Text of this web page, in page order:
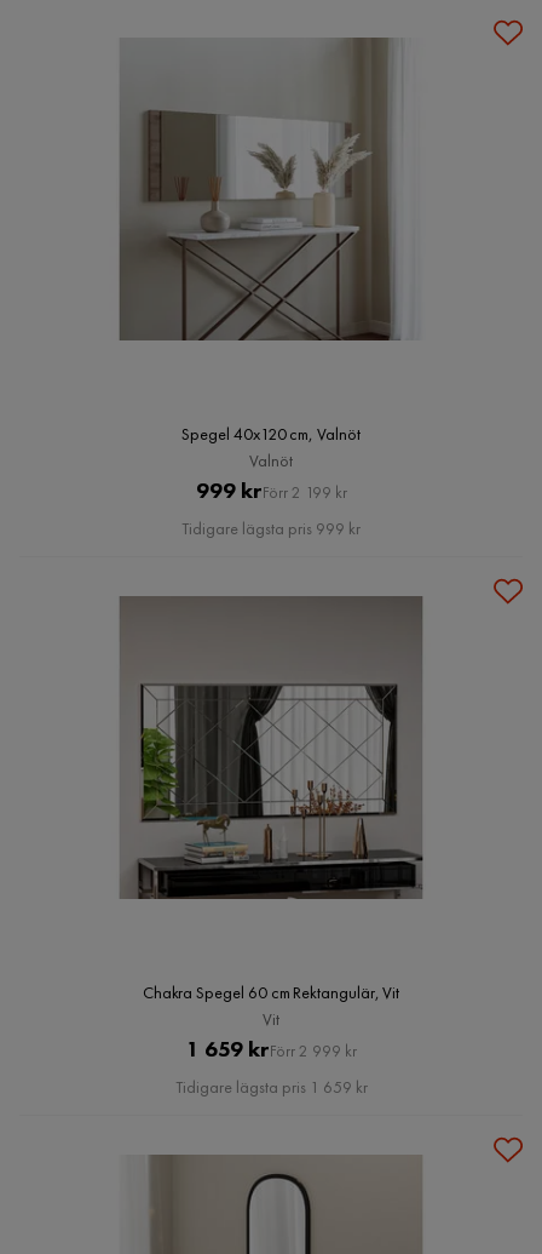
Spegel 40x120 cm, Valnöt
Valnöt
Pris
999 kr Original
Pris
Förr 2 199 kr
Tidigare lägsta pris 999 kr
Chakra Spegel 60 cm Rektangulär, Vit
Vit
Pris
1 659 krOriginal
Pris
Förr 2 999 kr
Tidigare lägsta pris 1 659 kr